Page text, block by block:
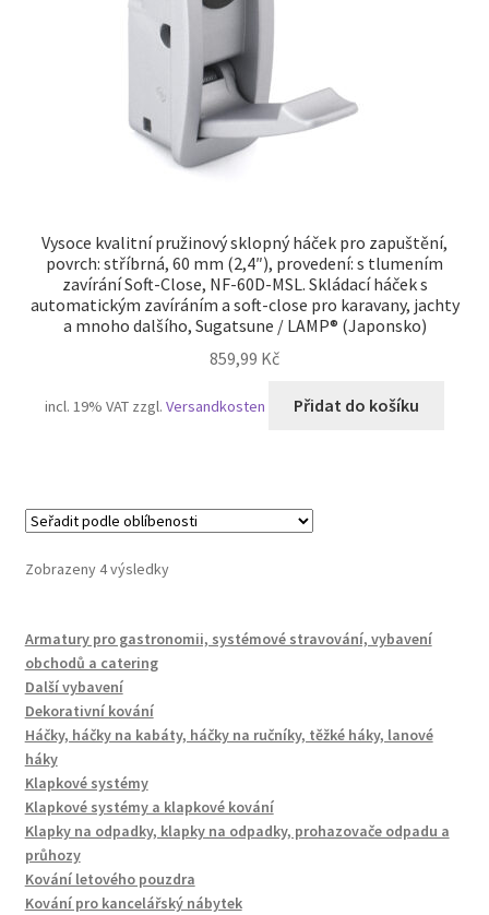
Vysoce kvalitní pružinový sklopný háček pro zapuštění,
povrch: stříbrná, 60 mm (2,4″), provedení: s tlumením
zavírání Soft-Close, NF-60D-MSL. Skládací háček s
automatickým zavíráním a soft-close pro karavany, jachty
a mnoho dalšího, Sugatsune / LAMP® (Japonsko)
859,99 Kč
incl. 19% VAT zzgl.Versandkosten Přidat do košíku
Zobrazeny 4 výsledkySeřazeno
Armatury pro gastronomii, systémové stravování, vybavení
obchodů a catering
Další vybavení
Dekorativní kování
Háčky, háčky na kabáty, háčky na ručníky, těžké háky, lanové
háky
Klapkové systémy
Klapkové systémy a klapkové kování
Klapky na odpadky, klapky na odpadky, prohazovače odpadu a
průhozy
Kování letového pouzdra
Kování pro kancelářský nábytek